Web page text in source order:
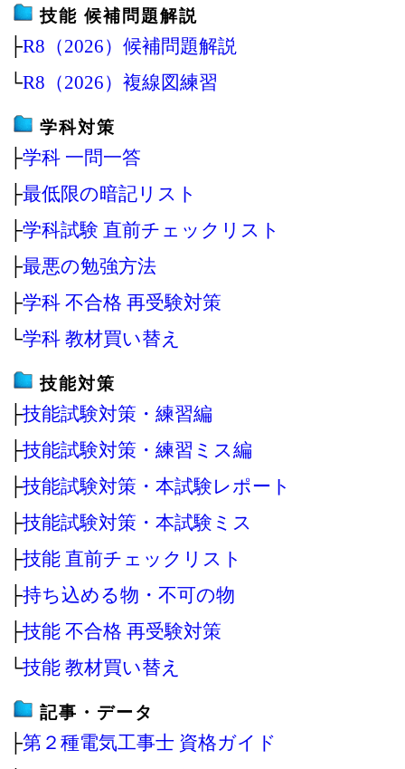
技能 候補問題解説
├R8（2026）候補問題解説
└R8（2026）複線図練習
学科対策
├学科 一問一答
├最低限の暗記リスト
├学科試験 直前チェックリスト
├最悪の勉強方法
├学科 不合格 再受験対策
└学科 教材買い替え
技能対策
├技能試験対策・練習編
├技能試験対策・練習ミス編
├技能試験対策・本試験レポート
├技能試験対策・本試験ミス
├技能 直前チェックリスト
├持ち込める物・不可の物
├技能 不合格 再受験対策
└技能 教材買い替え
記事・データ
├第２種電気工事士 資格ガイド